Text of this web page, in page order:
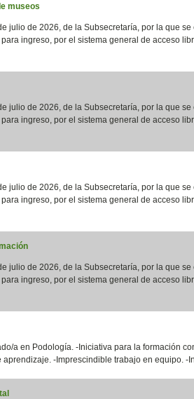
museos
julio de 2026, de la Subsecretaría, por la que se
ingreso, por el sistema general de acceso
julio de 2026, de la Subsecretaría, por la que se
ingreso, por el sistema general de acceso
julio de 2026, de la Subsecretaría, por la que se
ingreso, por el sistema general de acceso
julio de 2026, de la Subsecretaría, por la que se
ingreso, por el sistema general de acceso
a en Podología. -Iniciativa para la formación
aprendizaje. -Imprescindible trabajo en equipo. -